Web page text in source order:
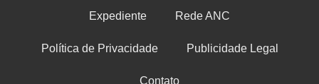
Expediente Rede ANC
Política de Privacidade Publicidade Legal
Contato